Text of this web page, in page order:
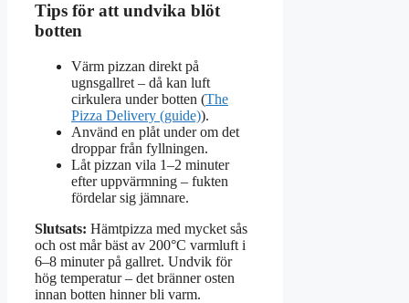
Tips för att undvika blöt
botten
Värm pizzan direkt på
ugnsgallret – då kan luft
cirkulera under botten (The
Pizza Delivery (guide)).
Använd en plåt under om det
droppar från fyllningen.
Låt pizzan vila 1–2 minuter
efter uppvärmning – fukten
fördelar sig jämnare.
Slutsats: Hämtpizza med mycket sås
och ost mår bäst av 200°C varmluft i
6–8 minuter på gallret. Undvik för
hög temperatur – det bränner osten
innan botten hinner bli varm.